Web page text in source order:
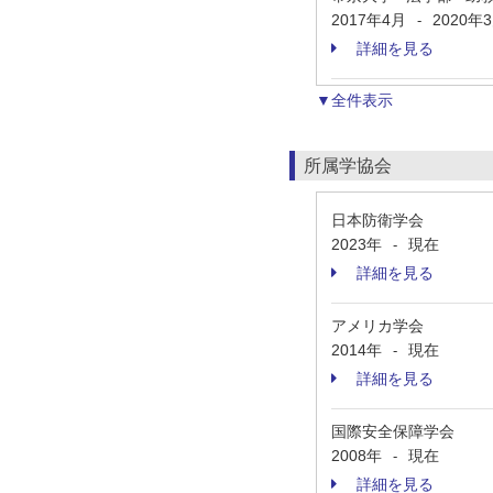
2017年4月
-
2020年
詳細を見る
▼全件表示
所属学協会
日本防衛学会
2023年
-
現在
詳細を見る
アメリカ学会
2014年
-
現在
詳細を見る
国際安全保障学会
2008年
-
現在
詳細を見る